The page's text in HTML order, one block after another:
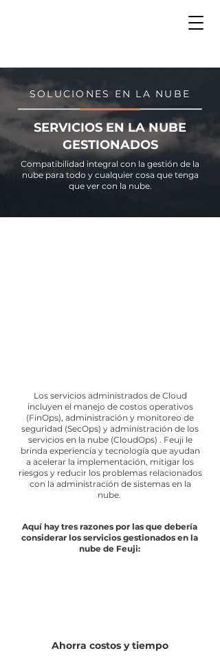
SOLUCIONES EN LA NUBE
SERVICIOS EN LA NUBE
GESTIONADOS
Compatibilidad integral con la gestión de la
nube para todo y cualquier cosa que tenga
que ver con la nube.
Los servicios administrados de Cloud
incluyen el manejo de costos operativos
(FinOps), administración y monitoreo de
seguridad (SecOps) y administración de los
servicios en la nube (CloudOps) . Feuji le
brinda experiencia y tecnología que ayudan
a acelerar la implementación, mitigar los
riesgos y reducir los problemas relacionados
con la administración de sistemas en la
nube.
Aquí hay tres razones por las que debería
considerar los servicios gestionados en la
nube de Feuji:
Ahorra costos y tiempo